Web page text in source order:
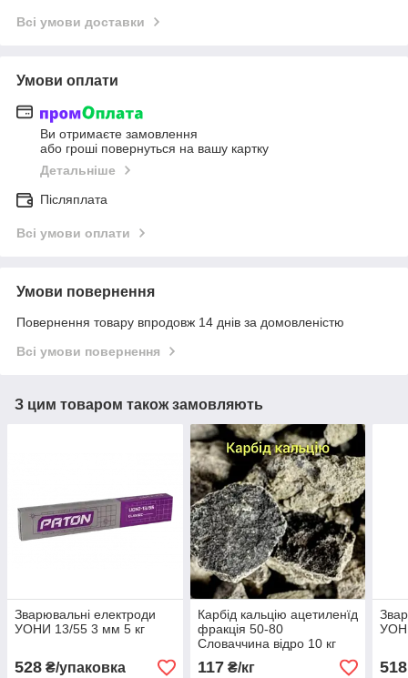
Всі умови доставки
Умови оплати
Ви отримаєте замовлення
або гроші повернуться на вашу картку
Детальніше
Післяплата
Всі умови оплати
Умови повернення
Повернення товару впродовж 14 днів за домовленістю
Всі умови повернення
З цим товаром також замовляють
Зварювальні електроди
УОНИ 13/55 3 мм 5 кг
528 ₴/упаковка
Карбід кальцію ацетиленїд
фракція 50-80
Словаччина відро 10 кг
117₴/кг 518